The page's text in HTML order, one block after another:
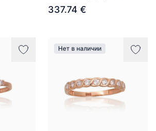
337.74 €
Нет в наличии